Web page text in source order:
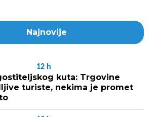
Najnovije
12 h
kuta: Trgovine
turiste, nekima je promet